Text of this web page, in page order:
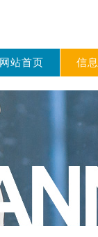
网站首页 信